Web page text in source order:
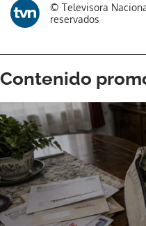
Gracias por
© Televisora
reservados